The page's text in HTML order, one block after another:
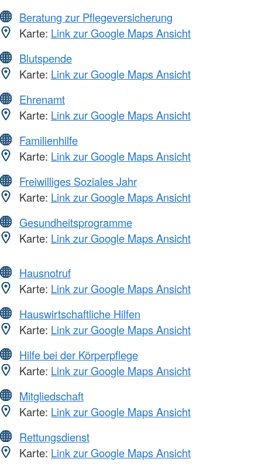
Beratung zur Pflegeversicherung
Karte: Link zur Google Maps Ansicht
Blutspende
Karte: Link zur Google Maps Ansicht
Ehrenamt
Karte: Link zur Google Maps Ansicht
Familienhilfe
Karte: Link zur Google Maps Ansicht
Freiwilliges Soziales Jahr
Karte: Link zur Google Maps Ansicht
Gesundheitsprogramme
Karte: Link zur Google Maps Ansicht
Hausnotruf
Karte: Link zur Google Maps Ansicht
Hauswirtschaftliche Hilfen
Karte: Link zur Google Maps Ansicht
Hilfe bei der Körperpflege
Karte: Link zur Google Maps Ansicht
Mitgliedschaft
Karte: Link zur Google Maps Ansicht
Rettungsdienst
Karte: Link zur Google Maps Ansicht